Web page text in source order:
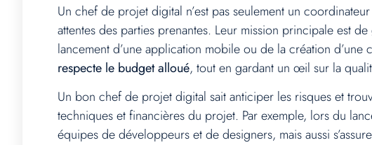
Un chef de projet digital n’est pas seulement un
attentes des parties prenantes. Leur mission principale est
lancement d’une application mobile ou de la création d’une
respecte le budget alloué, tout en gardant un œil sur la
Un bon chef de projet digital sait anticiper les risques et
techniques et financières du projet. Par exemple, lors du
équipes de développeurs et de designers, mais aussi